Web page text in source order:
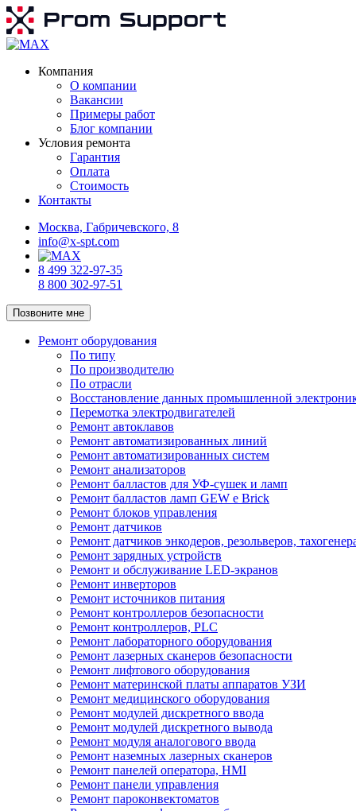
Компания
О компании
Вакансии
Примеры работ
Блог компании
Условия ремонта
Гарантия
Оплата
Стоимость
Контакты
Москва, Габричевского, 8
info@x-spt.com
8 499 322-97-35
8 800 302-97-51
Позвоните мне
Ремонт оборудования
По типу
По производителю
По отрасли
Восстановление данных промышленной
Перемотка электродвигателей
Ремонт автоклавов
Ремонт автоматизированных линий
Ремонт автоматизированных систем
Ремонт анализаторов
Ремонт балластов для УФ-сушек и ламп
Ремонт балластов ламп GEW e Brick
Ремонт блоков управления
Ремонт датчиков
Ремонт датчиков энкодеров, резольверов,
Ремонт зарядных устройств
Ремонт и обслуживание LED-экранов
Ремонт инверторов
Ремонт источников питания
Ремонт контроллеров безопасности
Ремонт контроллеров, PLC
Ремонт лабораторного оборудования
Ремонт лазерных сканеров безопасности
Ремонт лифтового оборудования
Ремонт материнской платы аппаратов УЗИ
Ремонт медицинского оборудования
Ремонт модулей дискретного ввода
Ремонт модулей дискретного вывода
Ремонт модуля аналогового ввода
Ремонт наземных лазерных сканеров
Ремонт панелей оператора, HMI
Ремонт панели управления
Ремонт пароконвектоматов